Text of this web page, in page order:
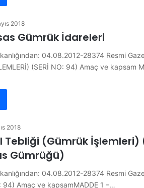
2018
Gümrük İdareleri
04.08.2012-28374 Resmi
(SERİ NO: 94) Amaç ve kapsam
2018
Tebliği (Gümrük İşlemleri)
Gümrüğü)
04.08.2012-28374 Resmi
94) Amaç ve kapsamMADDE 1 –…